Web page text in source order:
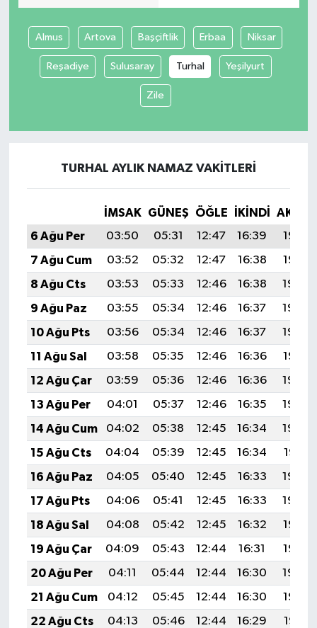
Almus Artova Başçiftlik Erbaa Niksar
Reşadiye Sulusaray Turhal Yeşilyurt
Zile
TURHAL AYLIK NAMAZ VAKITLERI
İMSAK GÜNEŞ ÖĞLE İKINDI
6 Ağu Per
03:50 05:31 12:47 16:39
19:53
7 Ağu Cum
03:52 05:32 12:47 16:38
19:52
8 Ağu Cts
03:53 05:33 12:46 16:38
19:50
9 Ağu Paz
03:55 05:34 12:46 16:37
19:49
10 Ağu Pts
03:56 05:34 12:46 16:37
19:48
11 Ağu Sal
03:58 05:35 12:46 16:36
19:47
12 Ağu Çar
03:59 05:36 12:46 16:36
19:45
13 Ağu Per
04:01 05:37 12:46 16:35
19:44
14 Ağu Cum
04:02 05:38 12:45 16:34
19:43
15 Ağu Cts
04:04 05:39 12:45 16:34
19:41
16 Ağu Paz
04:05 05:40 12:45 16:33
19:40
17 Ağu Pts
04:06 05:41 12:45 16:33
19:39
18 Ağu Sal
04:08 05:42 12:45 16:32
19:37
19 Ağu Çar
04:09 05:43 12:44 16:31
19:36
20 Ağu Per
04:11 05:44 12:44 16:30
19:34
21 Ağu Cum
04:12 05:45 12:44 16:30
19:33
22 Ağu Cts
04:13 05:46 12:44 16:29
19:31